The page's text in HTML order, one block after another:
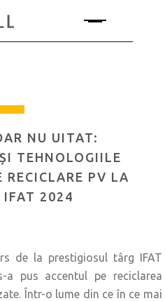
NU UITAT:
TEHNOLOGIILE
RECICLARE PV LA
IFAT 2024
de la prestigiosul târg IFAT
a pus accentul pe reciclarea
Într-o lume din ce în ce mai